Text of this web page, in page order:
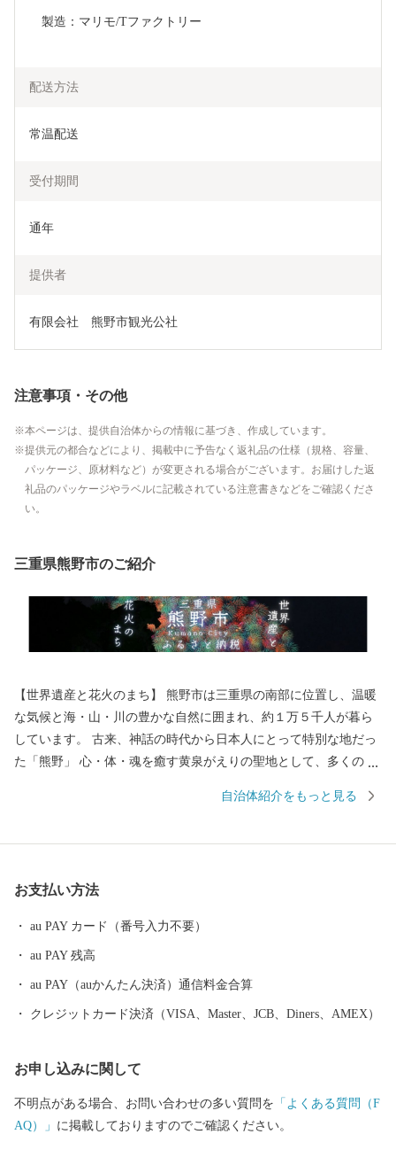
製造：マリモ/Tファクトリー
配送方法
常温配送
受付期間
通年
提供者
有限会社　熊野市観光公社
注意事項・その他
本ページは、提供自治体からの情報に基づき、作成しています。
提供元の都合などにより、掲載中に予告なく返礼品の仕様（規格、容量、
パッケージ、原材料など）が変更される場合がございます。お届けした返
礼品のパッケージやラベルに記載されている注意書きなどをご確認くださ
い。
三重県熊野市のご紹介
【世界遺産と花火のまち】 熊野市は三重県の南部に位置し、温暖
な気候と海・山・川の豊かな自然に囲まれ、約１万５千人が暮ら
しています。 古来、神話の時代から日本人にとって特別な地だっ
た「熊野」 心・体・魂を癒す黄泉がえりの聖地として、多くの
「熊野古道」 海を見下ろすような巨岩の「獅子岩」 日本最古の神
余年もの伝統を誇り、約１万発の大迫力の花火や 世界遺産に轟く
音と光を楽しもうと 全国から多くの人が訪れます。
自治体紹介をもっと見る
お支払い方法
au PAY カード（番号入力不要）
au PAY 残高
au PAY（auかんたん決済）通信料金合算
クレジットカード決済（VISA、Master、JCB、Diners、AMEX）
お申し込みに関して
不明点がある場合、お問い合わせの多い質問を 「よくある質問（F
AQ）」 に掲載しておりますのでご確認ください。